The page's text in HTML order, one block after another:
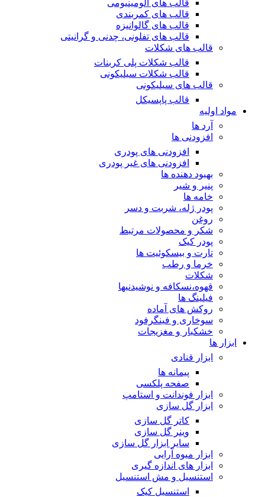
قالب های الومینیومی
قالب های کمربندی
قالب های گالوانیزه
قالب های تفلونی، چدنی و گرانیتی
قالب های شکلات
قالب شکلات پلی کربنات
قالب شکلات سیلیکونی
قالب های سیلیکونی
قالب پاپسیکل
مواد اولیه
آرد ها
افزودنی ها
افزودنی های پودری
افزودنی های غیر پودری
بهبود دهنده ها
پنیر و شیر
خامه ها
پودر ژله، شربت و دسر
روغن
شکر و محصولات مرتبط
پودر کیک
تارت و بیسکوئیت ها
خرما و رطب
شکلات
قهوه،نسکافه و نوشیدنیها
فیلینگ ها
روکش های آماده
سوخاری و فینگرفود
خشکبار و مغزیجات
ابزار ها
ابزار قنادی
پیمانه ها
صفحه پلکسی
ابزار فوندانت و استامپ
ابزار گل سازی
کاتر گل سازی
وینر گل سازی
سایر ابزار گل سازی
ابزار میوه آرایی
ابزار های اندازه گیری
استنسیل و مش استنسیل
استنسیل کیک